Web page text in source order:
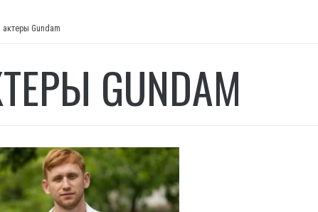
актеры Gundam
GUNDAM